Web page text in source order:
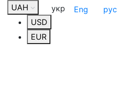
UAH
USD
EUR
укр Eng рус